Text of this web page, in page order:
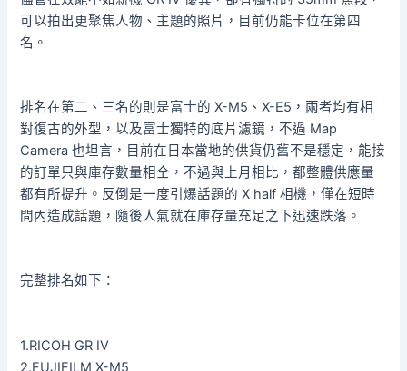
可以拍出更聚焦人物、主題的照片，目前仍能卡位在第四
名。
排名在第二、三名的則是富士的 X-M5、X-E5，兩者均有相
對復古的外型，以及富士獨特的底片濾鏡，不過 Map
Camera 也坦言，目前在日本當地的供貨仍舊不是穩定，能接
的訂單只與庫存數量相仝，不過與上月相比，都整體供應量
都有所提升。反倒是一度引爆話題的 X half 相機，僅在短時
間內造成話題，隨後人氣就在庫存量充足之下迅速跌落。
完整排名如下：
1.RICOH GR IV
2.FUJIFILM X-M5